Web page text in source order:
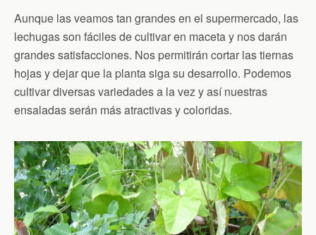
Aunque las veamos tan grandes en el supermercado, las
lechugas son fáciles de cultivar en maceta y nos darán
grandes satisfacciones. Nos permitirán cortar las tiernas
hojas y dejar que la planta siga su desarrollo. Podemos
cultivar diversas variedades a la vez y así nuestras
ensaladas serán más atractivas y coloridas.